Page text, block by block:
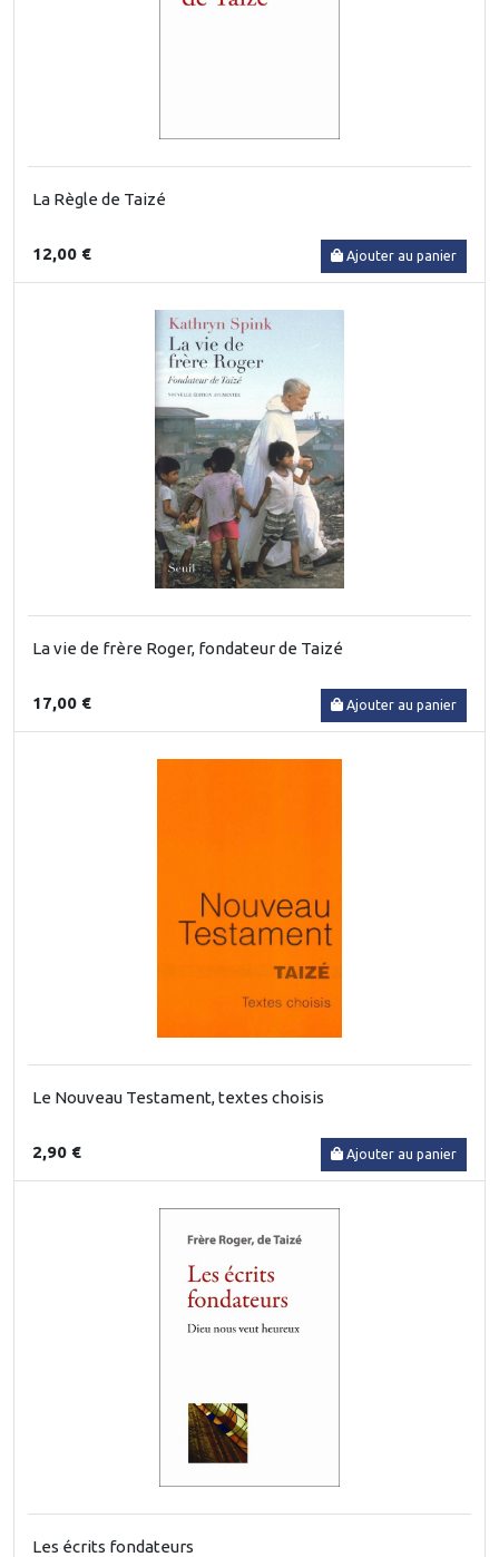
La Règle de Taizé
12,00 € Ajouter au panier
La vie de frère Roger, fondateur de Taizé
17,00 € Ajouter au panier
Le Nouveau Testament, textes choisis
2,90 € Ajouter au panier
Les écrits fondateurs